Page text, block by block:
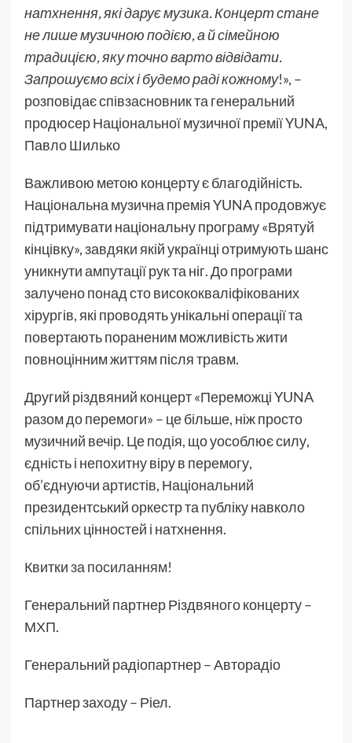
натхнення, які дарує музика. Концерт стане
не лише музичною подією, а й сімейною
традицією, яку точно варто відвідати.
Запрошуємо всіх і будемо раді кожному!», –
розповідає співзасновник та генеральний
продюсер Національної музичної премії YUNA,
Павло Шилько
Важливою метою концерту є благодійність.
Національна музична премія YUNA продовжує
підтримувати національну програму «Врятуй
кінцівку», завдяки якій українці отримують шанс
уникнути ампутації рук та ніг. До програми
залучено понад сто висококваліфікованих
хірургів, які проводять унікальні операції та
повертають пораненим можливість жити
повноцінним життям після травм.
Другий різдвяний концерт «Переможці YUNA
разом до перемоги» – це більше, ніж просто
музичний вечір. Це подія, що уособлює силу,
єдність і непохитну віру в перемогу,
об’єднуючи артистів, Національний
президентський оркестр та публіку навколо
спільних цінностей і натхнення.
Квиткиза посиланням!
Генеральний партнер Різдвяного концерту –
МХП.
Генеральний радіопартнер – Авторадіо
Партнер заходу – Ріел.